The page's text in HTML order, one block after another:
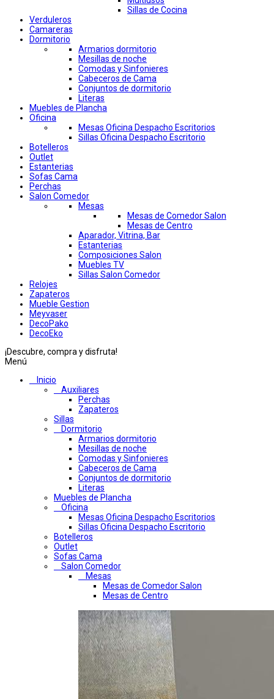
Sillas de Cocina
Verduleros
Camareras
Dormitorio
Armarios dormitorio
Mesillas de noche
Comodas y Sinfonieres
Cabeceros de Cama
Conjuntos de dormitorio
Literas
Muebles de Plancha
Oficina
Mesas Oficina Despacho Escritorios
Sillas Oficina Despacho Escritorio
Botelleros
Outlet
Estanterias
Sofas Cama
Perchas
Salon Comedor
Mesas
Mesas de Comedor Salon
Mesas de Centro
Aparador, Vitrina, Bar
Estanterias
Composiciones Salon
Muebles TV
Sillas Salon Comedor
Relojes
Zapateros
Mueble Gestion
Meyvaser
DecoPako
DecoEko
¡Descubre, compra y disfruta!
Menú
Inicio
Auxiliares
Perchas
Zapateros
Sillas
Dormitorio
Armarios dormitorio
Mesillas de noche
Comodas y Sinfonieres
Cabeceros de Cama
Conjuntos de dormitorio
Literas
Muebles de Plancha
Oficina
Mesas Oficina Despacho Escritorios
Sillas Oficina Despacho Escritorio
Botelleros
Outlet
Sofas Cama
Salon Comedor
Mesas
Mesas de Comedor Salon
Mesas de Centro